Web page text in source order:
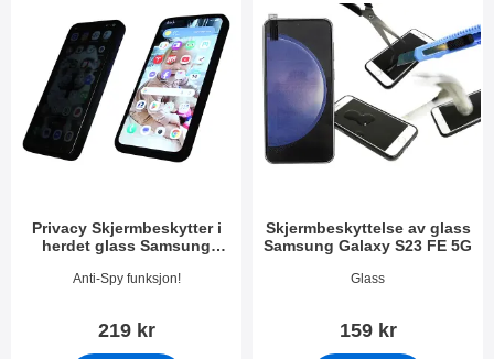
Privacy Skjermbeskytter i
herdet glass Samsung
Varenummer 50394
Anti-Spy funksjon!
219 kr
Skjermbeskyttelse av glass
Samsung Galaxy S23 FE 5G
Varenummer 49474
Glass
159 kr